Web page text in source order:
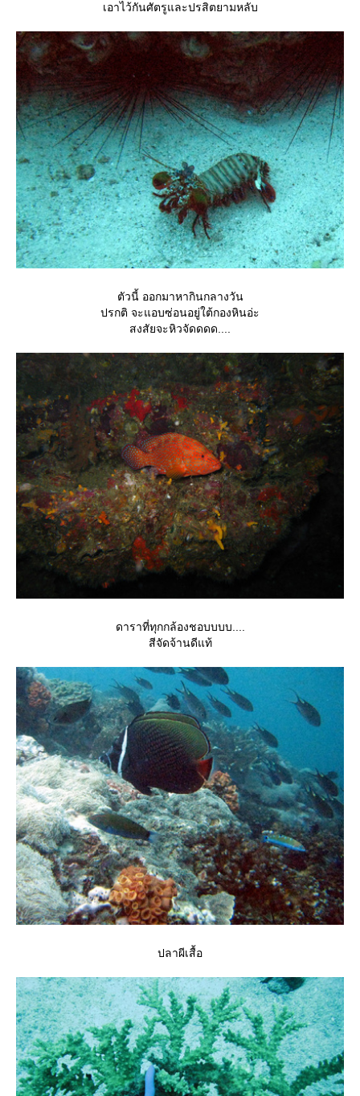
เอาไว้กันศัตรูและปรสิตยามหลับ
ตัวนี้ ออกมาหากินกลางวัน
ปรกติ จะแอบซ่อนอยู่ใต้กองหินอ่ะ
สงสัยจะหิวจัดดดด....
ดาราที่ทุกกล้องชอบบบบ....
สีจัดจ้านดีแท้
ปลาผีเสื้อ